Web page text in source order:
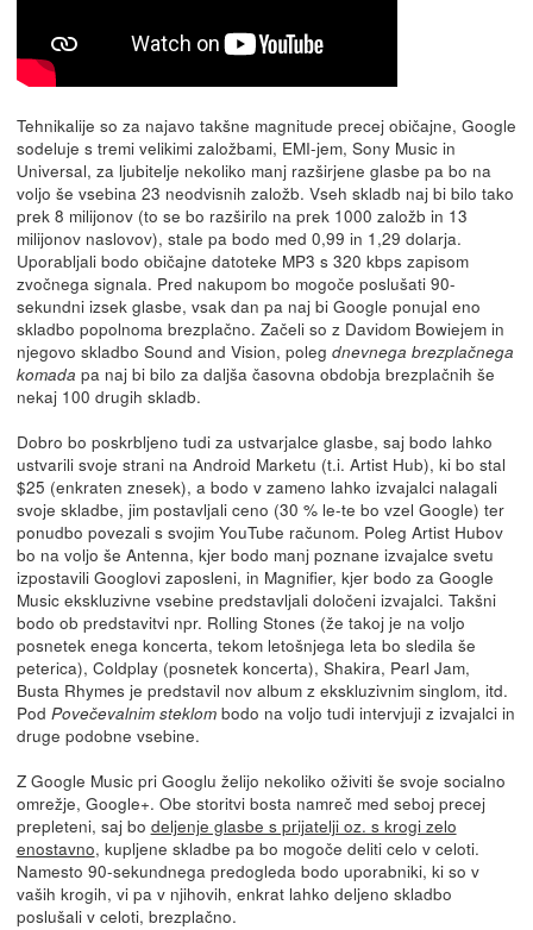
Tehnikalije so za najavo takšne magnitude precej običajne, Google
sodeluje s tremi velikimi založbami, EMI-jem, Sony Music in
Universal, za ljubitelje nekoliko manj razširjene glasbe pa bo na
voljo še vsebina 23 neodvisnih založb. Vseh skladb naj bi bilo tako
prek 8 milijonov (to se bo razširilo na prek 1000 založb in 13
milijonov naslovov), stale pa bodo med 0,99 in 1,29 dolarja.
Uporabljali bodo običajne datoteke MP3 s 320 kbps zapisom
zvočnega signala. Pred nakupom bo mogoče poslušati 90-
sekundni izsek glasbe, vsak dan pa naj bi Google ponujal eno
skladbo popolnoma brezplačno. Začeli so z Davidom Bowiejem in
njegovo skladbo Sound and Vision, poleg dnevnega brezplačnega
komada pa naj bi bilo za daljša časovna obdobja brezplačnih še
nekaj 100 drugih skladb.
Dobro bo poskrbljeno tudi za ustvarjalce glasbe, saj bodo lahko
ustvarili svoje strani na Android Marketu (t.i. Artist Hub), ki bo stal
$25 (enkraten znesek), a bodo v zameno lahko izvajalci nalagali
svoje skladbe, jim postavljali ceno (30 % le-te bo vzel Google) ter
ponudbo povezali s svojim YouTube računom. Poleg Artist Hubov
bo na voljo še Antenna, kjer bodo manj poznane izvajalce svetu
izpostavili Googlovi zaposleni, in Magnifier, kjer bodo za Google
Music ekskluzivne vsebine predstavljali določeni izvajalci. Takšni
bodo ob predstavitvi npr. Rolling Stones (že takoj je na voljo
posnetek enega koncerta, tekom letošnjega leta bo sledila še
peterica), Coldplay (posnetek koncerta), Shakira, Pearl Jam,
Busta Rhymes je predstavil nov album z ekskluzivnim singlom, itd.
Pod Povečevalnim steklombodo na voljo tudi intervjuji z izvajalci in
druge podobne vsebine.
Z Google Music pri Googlu želijo nekoliko oživiti še svoje socialno
omrežje, Google+. Obe storitvi bosta namreč med seboj precej
prepleteni, saj bo deljenje glasbe s prijatelji oz. s krogi zelo
enostavno, kupljene skladbe pa bo mogoče deliti celo v celoti.
Namesto 90-sekundnega predogleda bodo uporabniki, ki so v
vaših krogih, vi pa v njihovih, enkrat lahko deljeno skladbo
poslušali v celoti, brezplačno.